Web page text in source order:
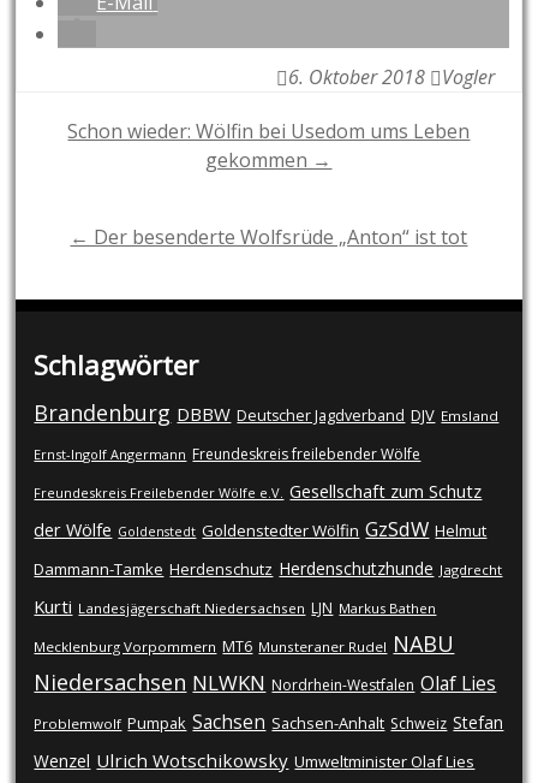
6. Oktober 2018 Vogler
Post
Schon wieder: Wölfin bei Usedom ums Leben
gekommen →
← Der besenderte Wolfsrüde „Anton“ ist tot
Schlagwörter
Brandenburg DBBW Deutscher Jagdverband DJV Emsland
Ernst-Ingolf Angermann Freundeskreis freilebender Wölfe
Freundeskreis Freilebender Wölfe e.V. Gesellschaft zum Schutz
der Wölfe Goldenstedt Goldenstedter Wölfin GzSdW Helmut
Dammann-Tamke Herdenschutz Herdenschutzhunde Jagdrecht
Kurti Landesjägerschaft Niedersachsen LJN Markus Bathen
Mecklenburg Vorpommern MT6 Munsteraner Rudel NABU
Niedersachsen NLWKN Nordrhein-Westfalen Olaf Lies
Problemwolf Pumpak Sachsen Sachsen-Anhalt Schweiz Stefan
Wenzel Ulrich Wotschikowsky Umweltminister Olaf Lies